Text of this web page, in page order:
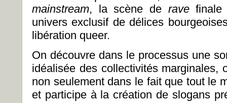
mainstream, la scène de ravefinale
univers exclusif de délices
libération queer.
On découvre dans le processus une
idéalisée des collectivités marginales,
non seulement dans le fait que tout le
et participe à la création de slogans